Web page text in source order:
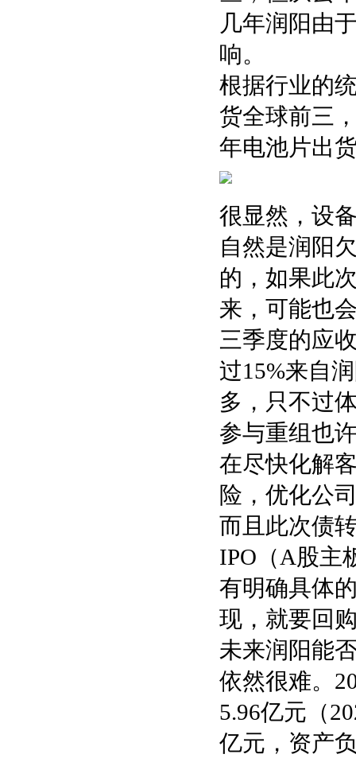
几年润阳由
响。
根据行业的
货全球前三
年电池片出
很显然，设
自然是润阳
的，如果此
来，可能也
三季度的应
过15%来自
多，只不过
参与重组也
在尽快化解
险，优化公
而且此次债
IPO（A股主
有明确具体
现，就要回
未来润阳能
依然很难。
5.96亿元（
亿元，资产